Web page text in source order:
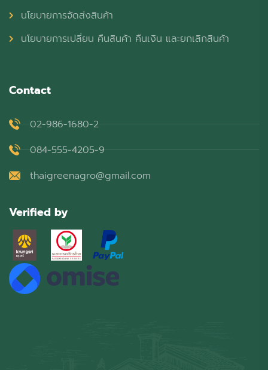
นโยบายการจัดส่งสินค้า
นโยบายการเปลี่ยน คืนสินค้า คืนเงิน และยกเลิกสินค้า
Contact
02-986-1680-2
084-555-4205-9
thaigreenagro@gmail.com
Verified by